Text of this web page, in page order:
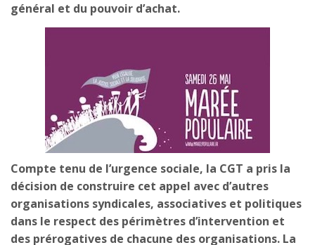
général et du pouvoir d’achat.
Compte tenu de l’urgence sociale, la CGT a pris la
décision de construire cet appel avec d’autres
organisations syndicales, associatives et politiques
dans le respect des périmètres d’intervention et
des prérogatives de chacune des organisations. La